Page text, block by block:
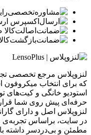
لنزوپلاس مرجع تخصصی
که برای انتخاب میکروفون
استودیو خانگی و کیت‌های
حرفه‌ای پیش روی شما
لنزوپلاس اصل و دارای
در سایت، براساس تجربه‌ی
مطمئن و بی‌دردسر داشته